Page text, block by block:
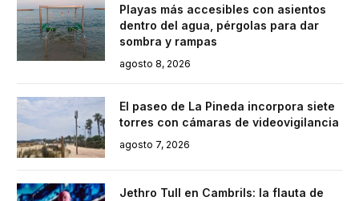
Playas más accesibles con asientos
dentro del agua, pérgolas para dar
sombra y rampas
agosto 8, 2026
El paseo de La Pineda incorpora siete
torres con cámaras de videovigilancia
agosto 7, 2026
Jethro Tull en Cambrils: la flauta de